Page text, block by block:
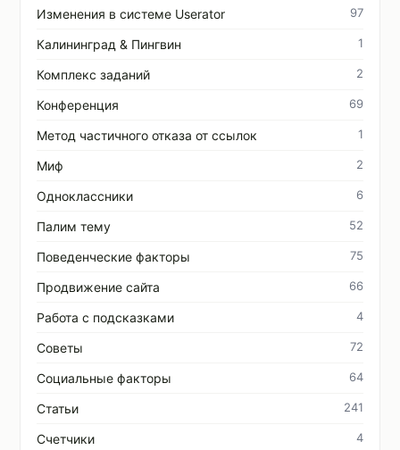
Изменения в системе Userator 97
Калининград & Пингвин 1
Комплекс заданий 2
Конференция 69
Метод частичного отказа от ссылок 1
Миф 2
Одноклассники 6
Палим тему 52
Поведенческие факторы 75
Продвижение сайта 66
Работа с подсказками 4
Советы 72
Социальные факторы 64
Статьи 241
Счетчики 4